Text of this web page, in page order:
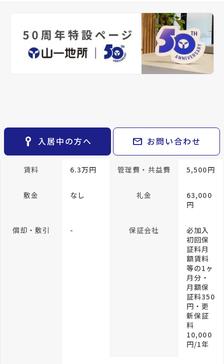
エリアから探す
train
路線から探す
事業用・投資用を探す keyboard_arrow_right
検索条件
閲覧履歴 keyboard_arrow_right
マイホームを考え始めたら keyboard_arrow_right
ご購入の流れ・諸費用 keyboard_arrow_right
相続相談をしたい keyboard_arrow_right
不動産に投資したい keyboard_arrow_right
keyboard_arrow_right
パーパス keyboard_arrow_right
CM紹介
keyboard_arrow_right
レンタルオフィス keyboard_arrow_right
貸会議室 keyboard_arrow_right
open_in_new
keyboard_arrow_right
退去される方へ keyboard_arrow_right
※準備中 住まいのしおり（PDF）
key_vertical 入居中の方へ mail お問い合わせ
11月
間取り 1R 間取り内訳
洋室
11.7 帖
所在階/階建 8階／地上10階
賃料 6.3万円 管理費・共益費 5,500円
敷金 なし 礼金
63,000
円
償却・敷引 - 保証会社
必加入
初回保
証料月
額賃料
等の1ヶ
月分・
月額保
証料350
円・更
新保証
料
10,000
円/1年